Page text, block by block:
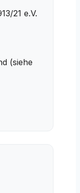
21 e.V.
(siehe